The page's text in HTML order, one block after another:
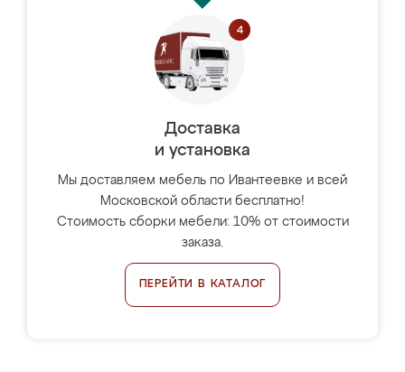
Доставка
и установка
Мы доставляем мебель по Ивантеевке и всей
Московской области бесплатно!
Стоимость сборки мебели: 10% от стоимости
заказа.
ПЕРЕЙТИ В КАТАЛОГ